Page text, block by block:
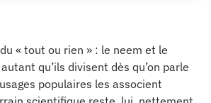
« tout ou rien » : le neem et le
qu’ils divisent dès qu’on parle
populaires les associent